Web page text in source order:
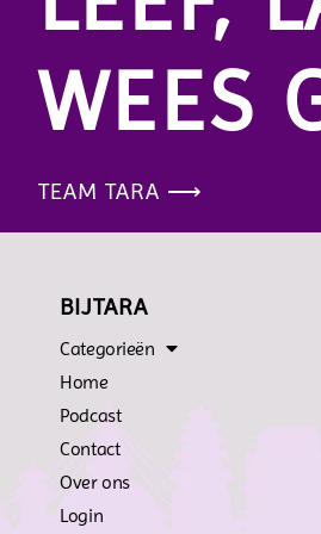
WEES
TEAM TARA ⟶
BIJTARA
Categorieën
Home
Podcast
Contact
Over ons
Login